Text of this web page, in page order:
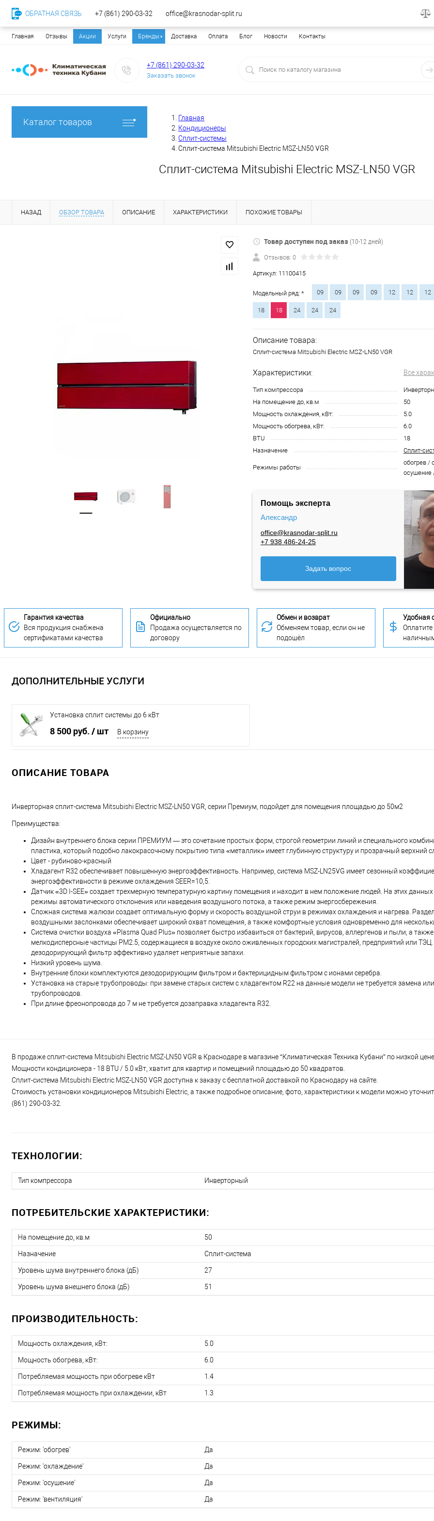
Главная Отзывы Акции Услуги Бренды Доставка Оплата Блог Новости Контакты
+7 (861) 290-03-32
Заказать звонок
Каталог товаров
Главная
Кондиционеры
Сплит-системы
Сплит-система Mitsubishi Electric MSZ-LN50 VGR
Сплит-система Mitsubishi Electric MSZ-LN50 VGR
НАЗАД ОБЗОР ТОВАРА ОПИСАНИЕ ХАРАКТЕРИСТИКИ ПОХОЖИЕ ТОВАРЫ
Товар доступен под заказ (10-12 дней)
Отзывов: 0
Артикул: 11100415
Модельный ряд: * 09 09 09 09 12 12 12
18 18 24 24 24
Описание товара:
Сплит-система Mitsubishi Electric MSZ-LN50 VGR
Характеристики: Все
Тип компрессора
На помещение до, кв.м
50
Мощность охлаждения, кВт:
5.0
Мощность обогрева, кВт:
6.0
BTU
18
Назначение
Сплит-
Режимы работы
обогрев /
осушение
Помощь эксперта
Александр
office@krasnodar-split.ru
+7 938 486-24-25
Задать вопрос
Гарантия качества
Вся продукция снабжена
сертификатами качества
Официально
Продажа осуществляется по
договору
Обмен и возврат
Обменяем товар, если он не
подошёл
Удобная
ДОПОЛНИТЕЛЬНЫЕ УСЛУГИ
Установка сплит системы до 6 кВт
8 500 руб. / шт В корзину
ОПИСАНИЕ ТОВАРА
Инверторная сплит-система Mitsubishi Electric MSZ-LN50 VGR, серии Премиум, подойдет для помещения площадью до 50м2
Преимущества:
Дизайн внутреннего блока серии ПРЕМИУМ — это сочетание простых форм, строгой геометрии линий и специального
пластика, который подобно лакокрасочному покрытию типа «металлик» имеет глубинную структуру и прозрачный верхний
Цвет - рубиново-красный
Хладагент R32 обеспечивает повышенную энергоэффективность. Например, система MSZ-LN25VG имеет сезонный
энергоэффективности в режиме охлаждения SEER=10,5.
Датчик «3D I-SEE» создает трехмерную температурную картину помещения и находит в нем положение людей. На этих
режимы автоматического отклонения или наведения воздушного потока, а также режим энергосбережения.
Сложная система жалюзи создает оптимальную форму и скорость воздушной струи в режимах охлаждения и нагрева.
воздушными заслонками обеспечивает широкий охват помещения, а также комфортные условия одновременно для
Система очистки воздуха «Plasma Quad Plus» позволяет быстро избавиться от бактерий, вирусов, аллергенов и пыли, а
мелкодисперсные частицы PM2.5, содержащиеся в воздухе около оживленных городских магистралей, предприятий или
дезодорирующий фильтр эффективно удаляет неприятные запахи.
Низкий уровень шума.
Внутренние блоки комплектуются дезодорирующим фильтром и бактерицидным фильтром с ионами серебра.
Установка на старые трубопроводы: при замене старых систем с хладагентом R22 на данные модели не требуется замена
трубопроводов.
При длине фреонопровода до 7 м не требуется дозаправка хладагента R32.
В продаже сплит-система Mitsubishi Electric MSZ-LN50 VGR в Краснодаре в магазине “Климатическая Техника Кубани” по низкой
Мощности кондиционера - 18 BTU / 5.0 кВт, хватит для квартир и помещений площадью до 50 квадратов.
Сплит-система Mitsubishi Electric MSZ-LN50 VGR доступна к заказу с бесплатной доставкой по Краснодару на сайте.
Стоимость установки кондиционеров Mitsubishi Electric, а также подробное описание, фото, характеристики к модели можно
(861) 290-03-32.
ТЕХНОЛОГИИ:
Тип компрессора Инверторный
ПОТРЕБИТЕЛЬСКИЕ ХАРАКТЕРИСТИКИ:
На помещение до, кв.м 50
Назначение Сплит-система
Уровень шума внутреннего блока (дБ) 27
Уровень шума внешнего блока (дБ) 51
ПРОИЗВОДИТЕЛЬНОСТЬ:
Мощность охлаждения, кВт: 5.0
Мощность обогрева, кВт: 6.0
Потребляемая мощность при обогреве кВт 1.4
Потребляемая мощность при охлаждении, кВт 1.3
РЕЖИМЫ:
Режим: 'обогрев' Да
Режим: 'охлаждение' Да
Режим: 'осушение' Да
Режим: 'вентиляция' Да
ОБРАТНАЯ СВЯЗЬ +7 (861) 290-03-32 office@krasnodar-split.ru